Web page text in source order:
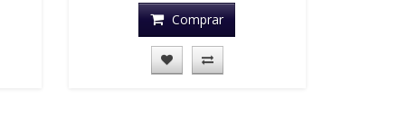
Comprar